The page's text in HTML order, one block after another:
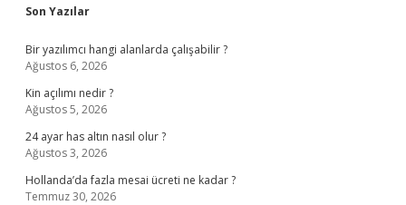
Sidebar
Son Yazılar
Bir yazılımcı hangi alanlarda çalışabilir ?
Ağustos 6, 2026
Kin açılımı nedir ?
Ağustos 5, 2026
24 ayar has altın nasıl olur ?
Ağustos 3, 2026
Hollanda’da fazla mesai ücreti ne kadar ?
Temmuz 30, 2026